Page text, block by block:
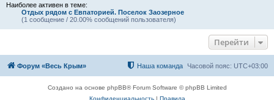
Наиболее активен в теме:
Отдых рядом с Евпаторией. Поселок Заозерное
(1 сообщение / 20.00% сообщений пользователя)
Перейти
Форум «Весь Крым» Часовой пояс: UTC+03:00
Наша команда
Создано на основе phpBB® Forum Software © phpBB Limited
Конфиденциальность| Правила